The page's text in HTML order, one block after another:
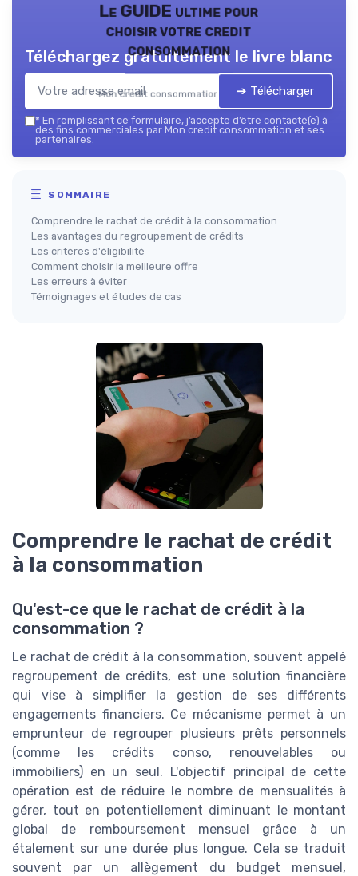
Le GUIDE ultime pour
choisir votre credit
consommation
Mon credit consommation — 2026
Téléchargez gratuitement le livre blanc
➔ Télécharger
* En remplissant ce formulaire, j’accepte d’être contacté(e) à
des fins commerciales par Mon credit consommation et ses
partenaires.
SOMMAIRE
Comprendre le rachat de crédit à la consommation
Les avantages du regroupement de crédits
Les critères d'éligibilité
Comment choisir la meilleure offre
Les erreurs à éviter
Témoignages et études de cas
Comprendre le rachat de crédit
à la consommation
Qu'est-ce que le rachat de crédit à la
consommation ?
Le rachat de crédit à la consommation, souvent appelé
regroupement de crédits, est une solution financière
qui vise à simplifier la gestion de ses différents
engagements financiers. Ce mécanisme permet à un
emprunteur de regrouper plusieurs prêts personnels
(comme les crédits conso, renouvelables ou
immobiliers) en un seul. L'objectif principal de cette
opération est de réduire le nombre de mensualités à
gérer, tout en potentiellement diminuant le montant
global de remboursement mensuel grâce à un
étalement sur une durée plus longue. Cela se traduit
souvent par un allègement du budget mensuel,